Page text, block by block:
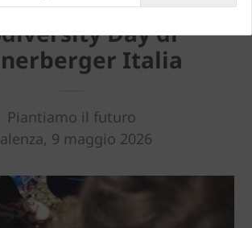
Day di
Italia
Piantiamo il futuro
9 maggio 2026